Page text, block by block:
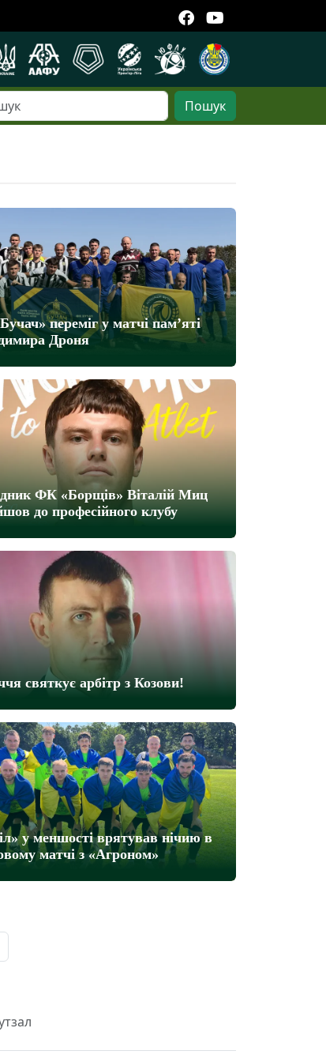
Пошук
переміг у матчі пам’яті
Дроня
ФК «Борщів» Віталій Миц
до професійного клубу
святкує арбітр з Козови!
у меншості врятував нічию в
матчі з «Агроном»